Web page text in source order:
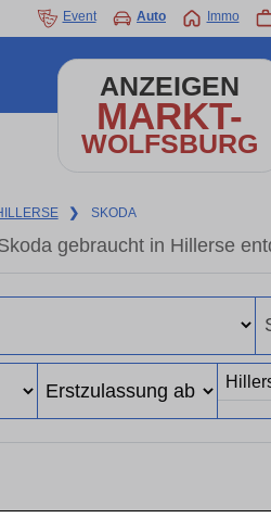
Event Auto Immo
ANZEIGEN
MARKT-
WOLFSBURG
❯ SKODA
gebraucht in Hillerse